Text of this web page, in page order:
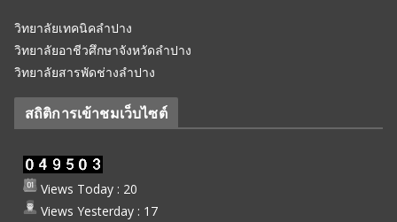
วิทยาลัยเทคนิคลำปาง
วิทยาลัยอาชีวศึกษาจังหวัดลำปาง
วิทยาลัยสารพัดช่างลำปาง
สถิติการเข้าชมเว็บไซต์
Views Today : 20
Views Yesterday : 17